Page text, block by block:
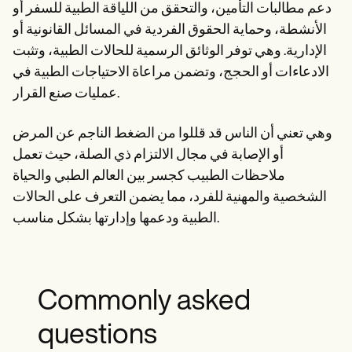
دعم مطالبات التأمين، والتحقق من اللياقة الطبية للسفر أو
الأنشطة، وحماية الحقوق الفردية في المسائل القانونية أو
الإدارية. وهي توفر الوثائق الرسمية للحالات الطبية، وتثبت
الادعاءات أو الحجج، وتضمن مراعاة الاحتياجات الطبية في
عمليات صنع القرار.
وهي تعني أن الناس قد قللوا من الضغط الناجم عن المرض
أو الإصابة في مجال الالتزام ذي الصلة، حيث تعمل
ملاحظات الطبيب كجسر بين العالم الطبي والحياة
الشخصية والمهنية للفرد، مما يضمن التعرف على الحالات
الطبية ودعمها وإدارتها بشكل مناسب.
Commonly asked
questions